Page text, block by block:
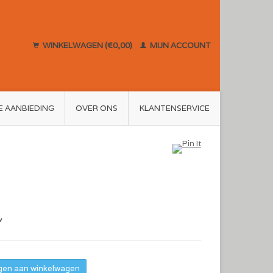
WINKELWAGEN (€0,00) MIJN ACCOUNT
AANBIEDING OVER ONS KLANTENSERVICE
aan winkelwagen